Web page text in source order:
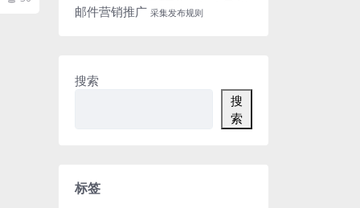
邮件营销推广 采集发布规则
搜索
搜
索
标签